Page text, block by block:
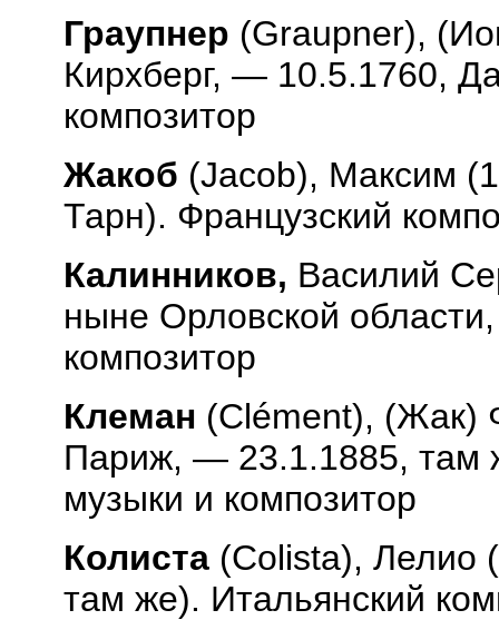
Граупнер (Graupner),
Кирхберг, — 10.5.1760,
композитор
Жакоб (Jacob), Максим
Тарн). Французский
Калинников, Василий
ныне Орловской
композитор
Клеман (Clément), (Жак)
Париж, — 23.1.1885, там
музыки и композитор
Колиста (Colista), Лелио
там же). Итальянский